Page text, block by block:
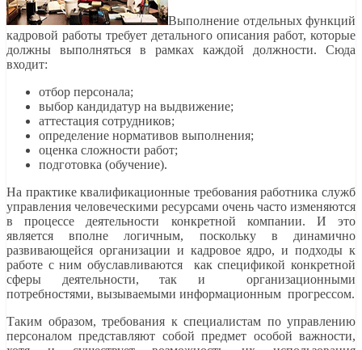
Выполнение отдельных функций
кадровой работы требует детального описания работ, которые
должны выполняться в рамках каждой должности. Сюда
входит:
отбор персонала;
выбор кандидатур на выдвижение;
аттестация сотрудников;
определение нормативов выполнения;
оценка сложности работ;
подготовка (обучение).
На практике квалификационные требования работника служб
управления человеческими ресурсами очень часто изменяются
в процессе деятельности конкретной компании. И это
является вполне логичным, поскольку в динамично
развивающейся организации и кадровое ядро, и подходы к
работе с ним обуславливаются как спецификой конкретной
сферы деятельности, так и организационными
потребностями, вызываемыми информационным прогрессом.
Таким образом, требования к специалистам по управлению
персоналом представляют собой предмет особой важности,